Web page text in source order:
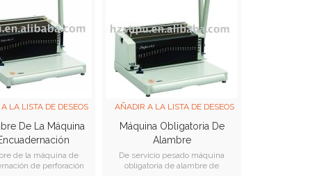
LA LISTA DE DESEOS
De La Máquina
Super23a
de la máquina de
de perforación
AÑADIR A LA LISTA DE DESEOS
Máquina Obligatoria De
Alambre
De servicio pesado máquina
obligatoria de alambre de